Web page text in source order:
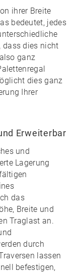
ihrer Breite
bedeutet, jedes
dass dies nicht
ganz
dies ganz
Ihrer
Erweiterbar
und
Lagerung
das
Breite und
Traglast an.
durch
lassen
befestigen,